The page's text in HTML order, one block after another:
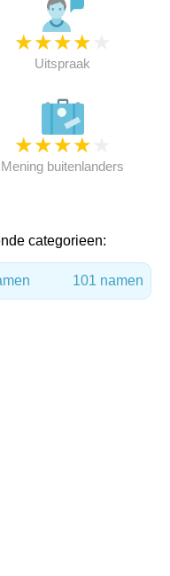
★★★★
Uitspraak
★★★★
Mening buitenlanders
categorieen:
101 namen